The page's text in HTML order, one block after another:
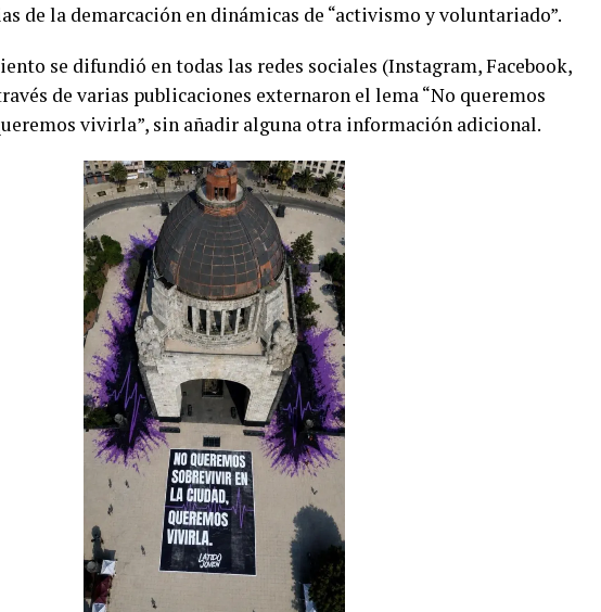
de la demarcación en dinámicas de “activismo y voluntariado”.
se difundió en todas las redes sociales (Instagram, Facebook,
de varias publicaciones externaron el lema “No queremos
vivirla”, sin añadir alguna otra información adicional.